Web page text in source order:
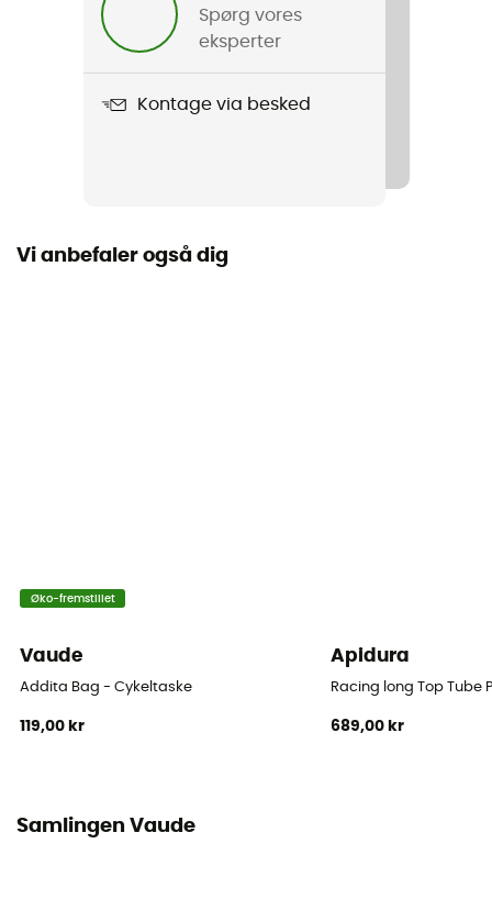
Green Shape / Grüner Knopf
Spørg vores
eksperter
Kontage via besked
Vi anbefaler også dig
Øko-fremstillet
Vaude
Addita Bag - Cykeltaske
119,00 kr
Apidura
Racing long Top Tube
689,00 kr
Samlingen Vaude